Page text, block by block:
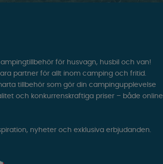
för husvagn, husbil och van!
partner för allt inom camping och fritid.
tillbehör som gör din campingupplevelse
och konkurrenskraftiga priser – både online
nyheter och exklusiva erbjudanden.